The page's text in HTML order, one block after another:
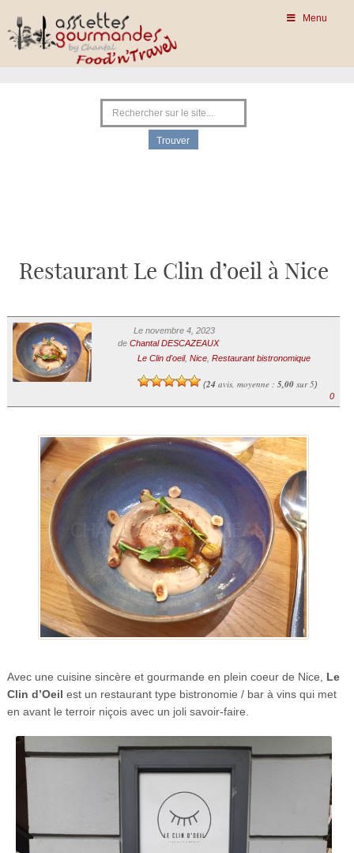
Menu
Restaurant Le Clin d’oeil à Nice
Le novembre 4, 2023
de Chantal DESCAZEAUX
Le Clin d'oeil, Nice, Restaurant bistronomique
(24avis, moyenne : 5,00sur 5)
0
Avec une cuisine sincère et gourmande en plein coeur de Nice, Le
Clin d’Oeil est un restaurant type bistronomie / bar à vins qui met
en avant le terroir niçois avec un joli savoir-faire.